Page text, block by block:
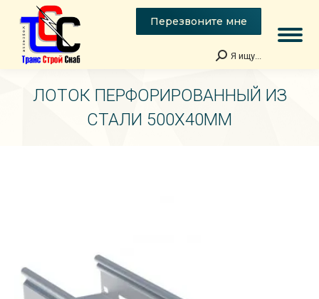
Перезвоните мне
Поиск:
Я ищу...
ЛОТОК ПЕРФОРИРОВАННЫЙ ИЗ
СТАЛИ 500Х40ММ